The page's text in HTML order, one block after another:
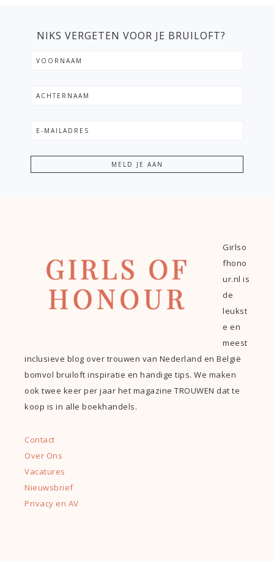
NIKS VERGETEN VOOR JE BRUILOFT?
Girlso
fhono
ur.nl is
de
leukst
e en
meest
inclusieve blog over trouwen van Nederland en België
bomvol bruiloft inspiratie en handige tips. We maken
ook twee keer per jaar het magazine TROUWEN dat te
koop is in alle boekhandels.
Contact
Over Ons
Vacatures
Nieuwsbrief
Privacy en AV